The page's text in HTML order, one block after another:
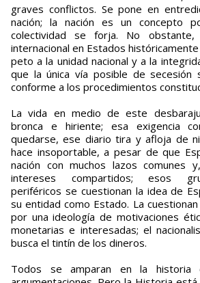
graves conflictos. Se pone en
nación; la nación es un concepto
colectividad se forja. No
internacional en Estados
peto a la unidad nacio­nal y a la
que la única vía posible de se­cesión
conforme a los procedimientos
La vida en medio de este
bronca e hiriente; esa exigencia
quedarse, ese diario tira y afloja de
hace insoportable, a pesar de que
nación con muchos lazos comunes
intereses compartidos; esos
periféricos se cuestionan la idea de
su entidad como Estado. La
por una ideología de motivaciones
monetarias e interesadas; el
busca el tintín de los dineros.
Todos se amparan en la